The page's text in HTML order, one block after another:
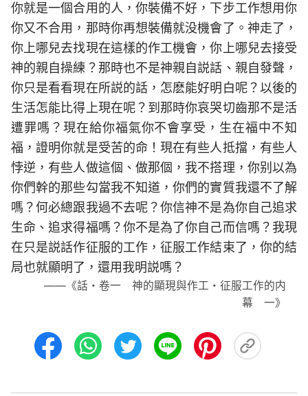
你就是一個合用的人，你裝備不好，下步工作想用你
你又不合用，那時你再想裝備就没機會了。神走了，
你上哪兒去找現在這樣的作工機會，你上哪兒去接受
神的親自操練？那時也不是神親自説話、親自發聲，
你只是看看現在所説的話，怎麽能好明白呢？以後的
生活怎能比得上現在呢？到那時你哀哭切齒那不是活
遭罪嗎？現在給你福氣你不會享受，生在福中不知
福，證明你就是受苦的命！現在有些人抵擋，有些人
悖逆，有些人做這個、做那個，我不搭理，你别以為
你們幹的那些勾當我不知道，你們的實質我還不了解
嗎？何必總跟我過不去呢？你信神不是為你自己追求
生命、追求得福嗎？你不是為了你自己而信嗎？我現
在只是説話作征服的工作，征服工作結束了，你的結
局也就顯明了，還用我明説嗎？
——《話・卷一 神的顯現與作工・征服工作的内
幕 一》